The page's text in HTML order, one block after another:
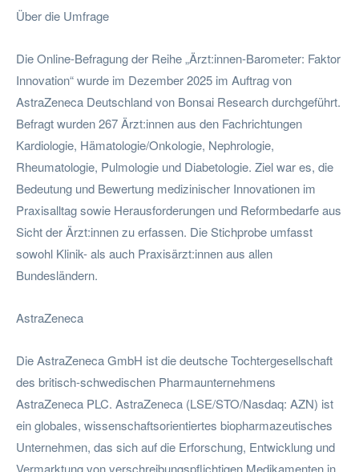
Über die Umfrage
Die Online-Befragung der Reihe „Ärzt:innen-Barometer: Faktor
Innovation“ wurde im Dezember 2025 im Auftrag von
AstraZeneca Deutschland von Bonsai Research durchgeführt.
Befragt wurden 267 Ärzt:innen aus den Fachrichtungen
Kardiologie, Hämatologie/Onkologie, Nephrologie,
Rheumatologie, Pulmologie und Diabetologie. Ziel war es, die
Bedeutung und Bewertung medizinischer Innovationen im
Praxisalltag sowie Herausforderungen und Reformbedarfe aus
Sicht der Ärzt:innen zu erfassen. Die Stichprobe umfasst
sowohl Klinik- als auch Praxisärzt:innen aus allen
Bundesländern.
AstraZeneca
Die AstraZeneca GmbH ist die deutsche Tochtergesellschaft
des britisch-schwedischen Pharmaunternehmens
AstraZeneca PLC. AstraZeneca (LSE/STO/Nasdaq: AZN) ist
ein globales, wissenschaftsorientiertes biopharmazeutisches
Unternehmen, das sich auf die Erforschung, Entwicklung und
Vermarktung von verschreibungspflichtigen Medikamenten in